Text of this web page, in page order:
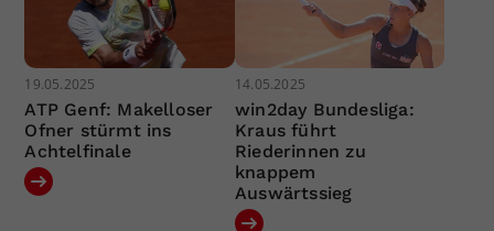
19.05.2025
ATP Genf: Makelloser
Ofner stürmt ins
Achtelfinale
14.05.2025
win2day Bundesliga:
Kraus führt
Riederinnen zu
knappem
Auswärtssieg